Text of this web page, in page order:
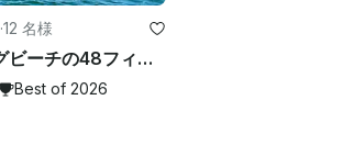
·12 名様
カリフォルニア州ロングビーチの48フィート豪華ヨット
Best of 2026